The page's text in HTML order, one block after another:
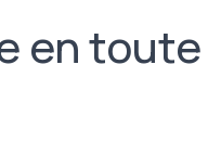
en toute